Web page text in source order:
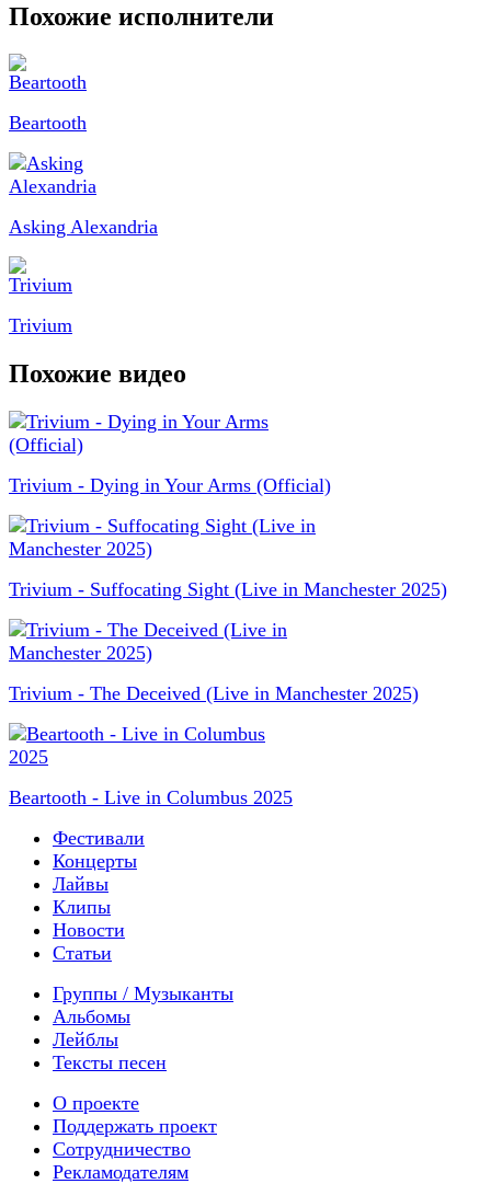
Похожие исполнители
Beartooth
Asking Alexandria
Trivium
Похожие видео
Trivium - Dying in Your Arms (Official)
Trivium - Suffocating Sight (Live in Manchester 2025)
Trivium - The Deceived (Live in Manchester 2025)
Beartooth - Live in Columbus 2025
Фестивали
Концерты
Лайвы
Клипы
Новости
Статьи
Группы / Музыканты
Альбомы
Лейблы
Тексты песен
О проекте
Поддержать проект
Сотрудничество
Рекламодателям